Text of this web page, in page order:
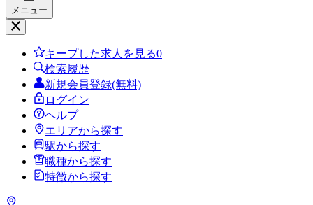
メニュー
キープした求人を見る0
検索履歴
新規会員登録(無料)
ログイン
ヘルプ
エリアから探す
駅から探す
職種から探す
特徴から探す